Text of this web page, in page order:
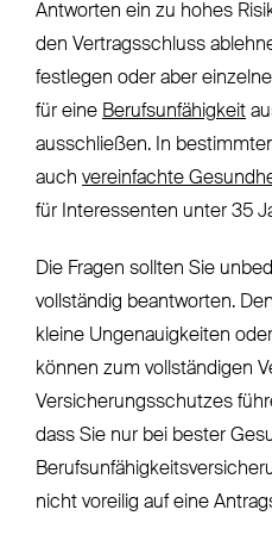
Antworten ein zu hohes
den Vertragsschluss
festlegen oder aber
für eine Berufsunfähigkeit
ausschließen. In
auch vereinfachte
für Interessenten unter 35
Die Fragen sollten Sie
vollständig beantworten.
kleine Ungenauigkeiten
können zum vollständigen
Versicherungsschutzes
dass Sie nur bei bester
nicht voreilig auf eine